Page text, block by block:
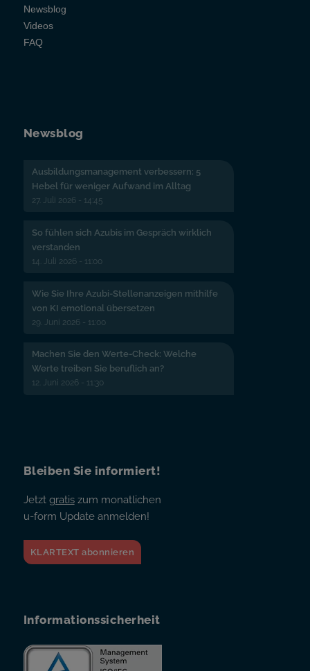
Newsblog
Videos
FAQ
Newsblog
Ausbildungsmanagement verbessern: 5
Hebel für weniger Aufwand im Alltag
27. Juli 2026 - 14:45
So fühlen sich Azubis im Gespräch wirklich
verstanden
14. Juli 2026 - 11:00
Wie Sie Ihre Azubi-Stellenanzeigen mithilfe
von KI emotional übersetzen
29. Juni 2026 - 11:00
Machen Sie den Werte-Check: Welche
Werte treiben Sie beruflich an?
12. Juni 2026 - 11:30
Bleiben Sie informiert!
Jetzt gratiszum monatlichen
u-form Update anmelden!
KLARTEXT abonnieren
Informationssicherheit